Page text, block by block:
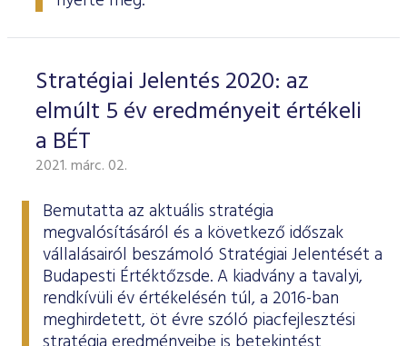
Stratégiai Jelentés 2020: az
elmúlt 5 év eredményeit értékeli
a BÉT
2021. márc. 02.
Bemutatta az aktuális stratégia
megvalósításáról és a következő időszak
vállalásairól beszámoló Stratégiai Jelentését a
Budapesti Értéktőzsde. A kiadvány a tavalyi,
rendkívüli év értékelésén túl, a 2016-ban
meghirdetett, öt évre szóló piacfejlesztési